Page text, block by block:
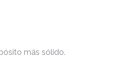
más sólido.